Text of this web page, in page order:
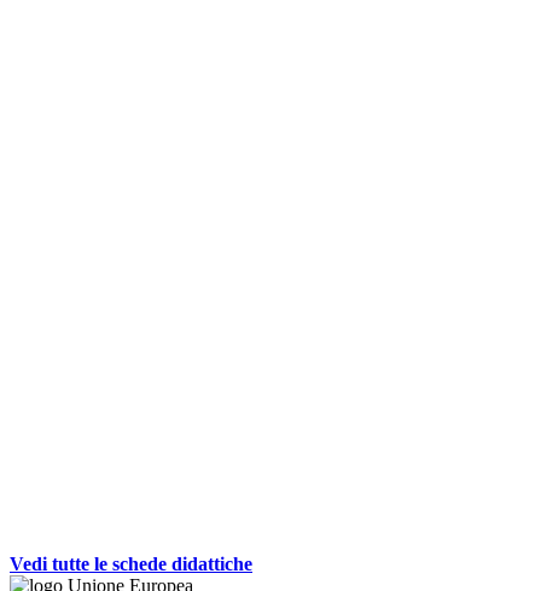
Vedi tutte le schede didattiche